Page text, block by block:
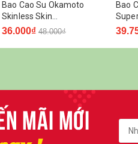
Bao Cao Su Okamoto
Skinless Skin
Strawberry Hương Dâu
36.000₫ 48.000₫
Bao
Trơn